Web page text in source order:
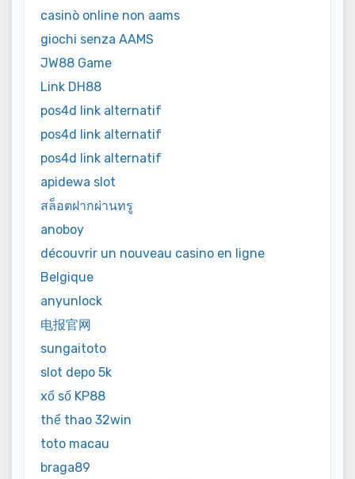
casinò online non aams
giochi senza AAMS
JW88 Game
Link DH88
pos4d link alternatif
pos4d link alternatif
pos4d link alternatif
apidewa slot
สล็อตฝากผ่านทรู
anoboy
découvrir un nouveau casino en ligne
Belgique
anyunlock
电报官网
sungaitoto
slot depo 5k
xổ số KP88
thể thao 32win
toto macau
braga89